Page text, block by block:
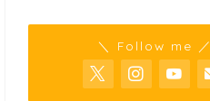
＼ Follow me ／